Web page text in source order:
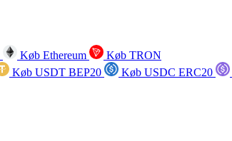
Køb Ethereum
Køb TRON
Køb USDT BEP20 Køb USDC ERC20